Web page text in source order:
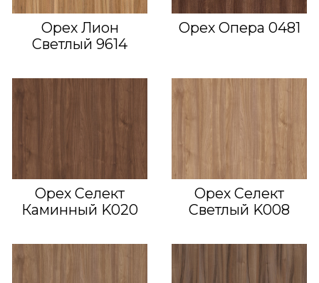
Орех Лион
Светлый 9614
Орех Опера 0481
Орех Селект
Каминный K020
Орех Селект
Светлый K008